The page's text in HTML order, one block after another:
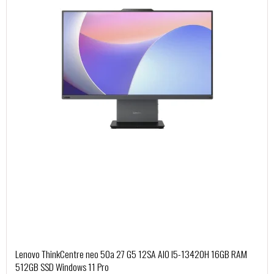
Lenovo ThinkCentre neo 50a 27 G5 12SA AIO I5-13420H 16GB RAM
512GB SSD Windows 11 Pro